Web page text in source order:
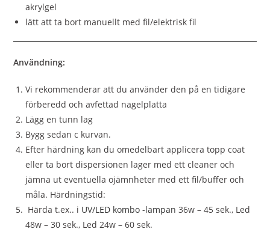
akrylgel
lätt att ta bort manuellt med fil/elektrisk fil
Användning:
Vi rekommenderar att du använder den på en tidigare
förberedd och avfettad nagelplatta
Lägg en tunn lag
Bygg sedan c kurvan.
Efter härdning kan du omedelbart applicera topp coat
eller ta bort dispersionen lager med ett cleaner och
jämna ut eventuella ojämnheter med ett fil/buffer och
måla. Härdningstid:
Härda t.ex.. i UV/LED kombo -lampan 36w – 45 sek., Led
48w – 30 sek., Led 24w – 60 sek.